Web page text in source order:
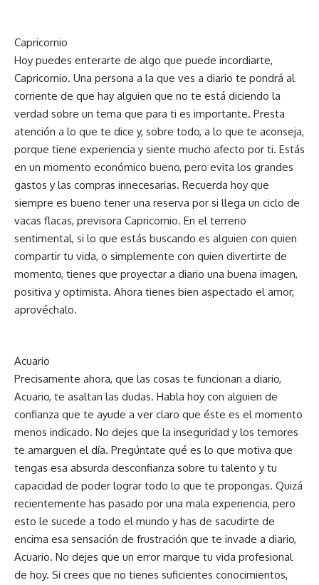
Capricornio
Hoy puedes enterarte de algo que puede incordiarte,
Capricornio. Una persona a la que ves a diario te pondrá al
corriente de que hay alguien que no te está diciendo la
verdad sobre un tema que para ti es importante. Presta
atención a lo que te dice y, sobre todo, a lo que te aconseja,
porque tiene experiencia y siente mucho afecto por ti. Estás
en un momento económico bueno, pero evita los grandes
gastos y las compras innecesarias. Recuerda hoy que
siempre es bueno tener una reserva por si llega un ciclo de
vacas flacas, previsora Capricornio. En el terreno
sentimental, si lo que estás buscando es alguien con quien
compartir tu vida, o simplemente con quien divertirte de
momento, tienes que proyectar a diario una buena imagen,
positiva y optimista. Ahora tienes bien aspectado el amor,
aprovéchalo.
Acuario
Precisamente ahora, que las cosas te funcionan a diario,
Acuario, te asaltan las dudas. Habla hoy con alguien de
confianza que te ayude a ver claro que éste es el momento
menos indicado. No dejes que la inseguridad y los temores
te amarguen el día. Pregúntate qué es lo que motiva que
tengas esa absurda desconfianza sobre tu talento y tu
capacidad de poder lograr todo lo que te propongas. Quizá
recientemente has pasado por una mala experiencia, pero
esto le sucede a todo el mundo y has de sacudirte de
encima esa sensación de frustración que te invade a diario,
Acuario. No dejes que un error marque tu vida profesional
de hoy. Si crees que no tienes suficientes conocimientos,